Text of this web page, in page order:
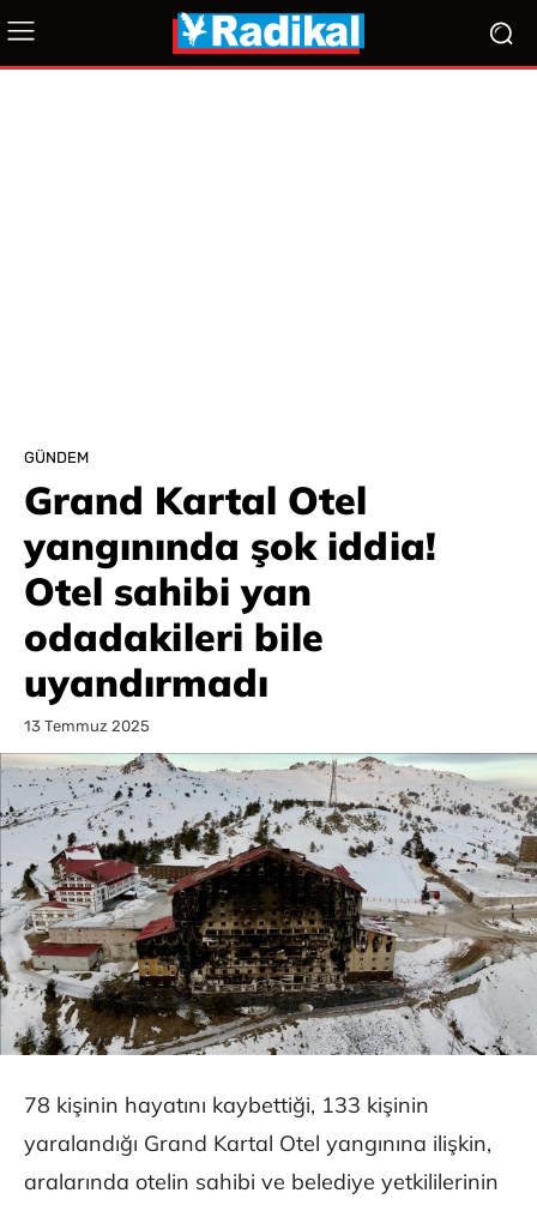
GÜNDEM
Grand Kartal Otel
yangınında şok iddia!
Otel sahibi yan
odadakileri bile
uyandırmadı
13 Temmuz 2025
78 kişinin hayatını kaybettiği, 133 kişinin
yaralandığı Grand Kartal Otel yangınına ilişkin,
aralarında otelin sahibi ve belediye yetkililerinin